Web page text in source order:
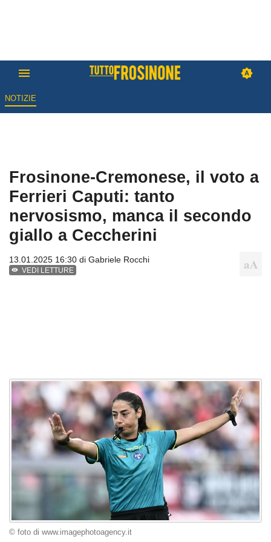
NOTIZIE
Frosinone-Cremonese, il voto a
Ferrieri Caputi: tanto
nervosismo, manca il secondo
giallo a Ceccherini
13.01.2025 16:30 di Gabriele Rocchi
VEDI LETTURE
© foto di www.imagephotoagency.it